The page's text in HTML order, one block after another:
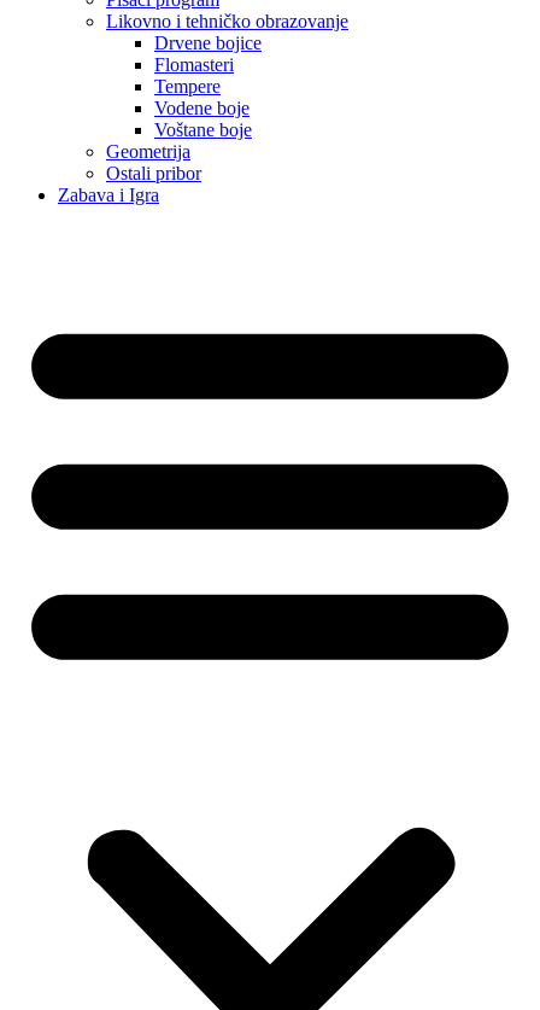
Likovno i tehničko obrazovanje
Drvene bojice
Flomasteri
Tempere
Vodene boje
Voštane boje
Geometrija
Ostali pribor
Zabava i Igra